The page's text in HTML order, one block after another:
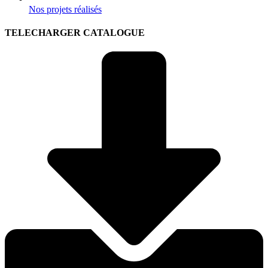
Nos projets réalisés
TELECHARGER CATALOGUE